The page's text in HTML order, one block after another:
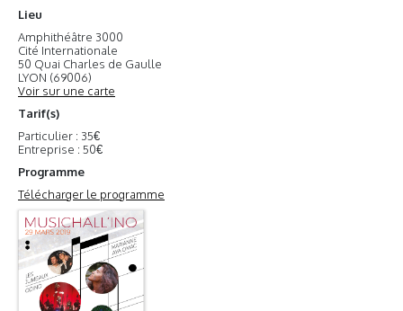
Lieu
Amphithéâtre 3000
Cité Internationale
50 Quai Charles de Gaulle
LYON (69006)
Voir sur une carte
Tarif(s)
Particulier : 35€
Entreprise : 50€
Programme
Télécharger le programme